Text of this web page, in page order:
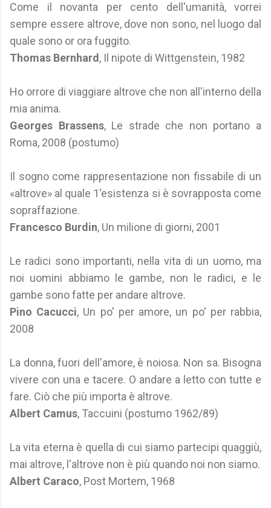
Come il novanta per cento dell'umanità, vorrei
sempre essere altrove, dove non sono, nel luogo dal
quale sono or ora fuggito.
Thomas Bernhard , Il nipote di Wittgenstein, 1982
Ho orrore di viaggiare altrove che non all'interno della
mia anima.
Georges Brassens, Le strade che non portano a
Roma, 2008 (postumo)
Il sogno come rappresentazione non fissabile di un
«altrove» al quale 1'esistenza si è sovrapposta come
sopraffazione.
Francesco Burdin, Un milione di giorni, 2001
Le radici sono importanti, nella vita di un uomo, ma
noi uomini abbiamo le gambe, non le radici, e le
gambe sono fatte per andare altrove.
Pino Cacucci, Un po' per amore, un po' per rabbia,
2008
La donna, fuori dell'amore, è noiosa. Non sa. Bisogna
vivere con una e tacere. O andare a letto con tutte e
fare. Ciò che più importa è altrove.
Albert Camus, Taccuini (postumo 1962/89)
La vita eterna è quella di cui siamo partecipi quaggiù,
mai altrove, l'altrove non è più quando noi non siamo.
Albert Caraco, Post Mortem, 1968